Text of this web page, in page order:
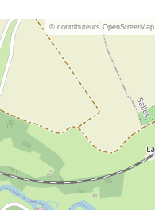
© contributeurs OpenStreetMap